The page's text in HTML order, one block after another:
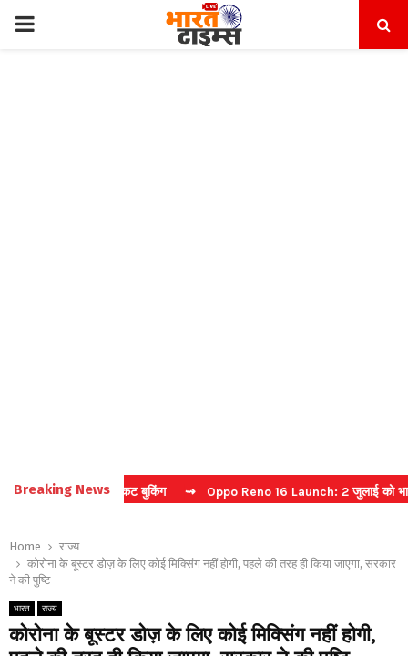
PRIMARY
Breaking News
करें फास्ट टिकट बुकिंग ⇝ Oppo Reno 16 Launch: 2 जुलाई को भारत में
Home
राज्य
कोरोना के बूस्टर डोज़ के लिए कोई मिक्सिंग नहीं होगी, पहले की तरह ही किया जाएगा, सरकार
ने की पुष्टि
भारत राज्य
कोरोना के बूस्टर डोज़ के लिए कोई मिक्सिंग नहीं होगी,